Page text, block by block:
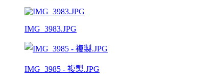
IMG_3983.JPG
IMG_3985 - 複製.JPG